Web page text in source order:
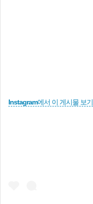
Instagram에서 이 게시물 보기